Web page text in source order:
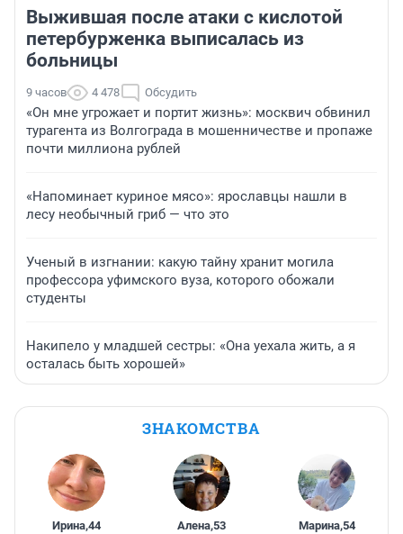
Выжившая после атаки с кислотой
петербурженка выписалась из
больницы
9 часов 4 478 Обсудить
«Он мне угрожает и портит жизнь»: москвич обвинил
турагента из Волгограда в мошенничестве и пропаже
почти миллиона рублей
«Напоминает куриное мясо»: ярославцы нашли в
лесу необычный гриб — что это
Ученый в изгнании: какую тайну хранит могила
профессора уфимского вуза, которого обожали
студенты
Накипело у младшей сестры: «Она уехала жить, а я
осталась быть хорошей»
ЗНАКОМСТВА
Ирина,44 Алена,53 Марина,54